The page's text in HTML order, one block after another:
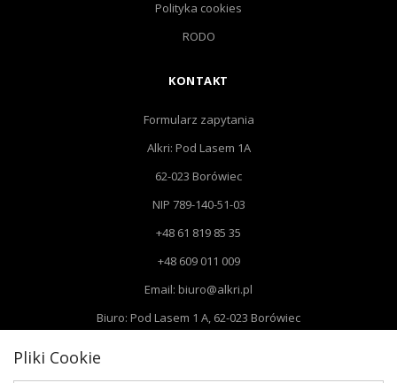
Polityka cookies
RODO
KONTAKT
Formularz zapytania
Alkri: Pod Lasem 1A
62-023 Borówiec
NIP 789-140-51-03
+48 61 819 85 35
+48 609 011 009
Email: biuro@alkri.pl
Biuro: Pod Lasem 1 A, 62-023 Borówiec
Pliki Cookie